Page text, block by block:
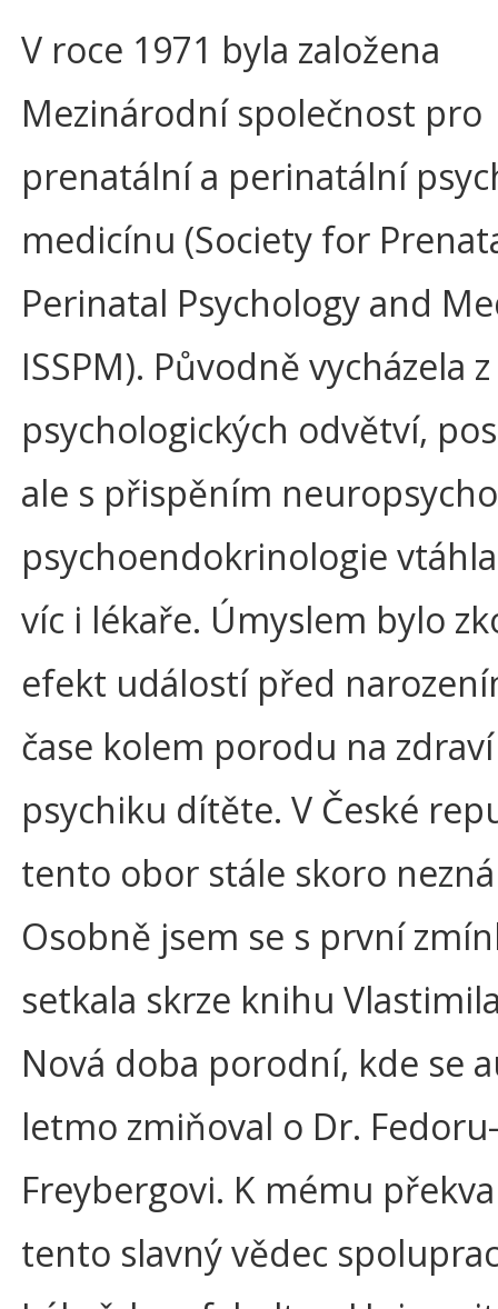
V roce 1971 byla založena
Mezinárodní společnost pro
prenatální a perinatální
medicínu (Society for
Perinatal Psychology and
ISSPM). Původně vycházela
psychologických odvětví,
ale s přispěním
psychoendokrinologie
víc i lékaře. Úmyslem bylo
efekt událostí před
čase kolem porodu na
psychiku dítěte. V České
tento obor stále skoro
Osobně jsem se s první
setkala skrze knihu
Nová doba porodní, kde se
letmo zmiňoval o Dr. Fedoru-
Freybergovi. K mému
tento slavný vědec